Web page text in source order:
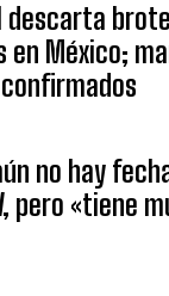
descarta
en México;
no hay
pero «tiene